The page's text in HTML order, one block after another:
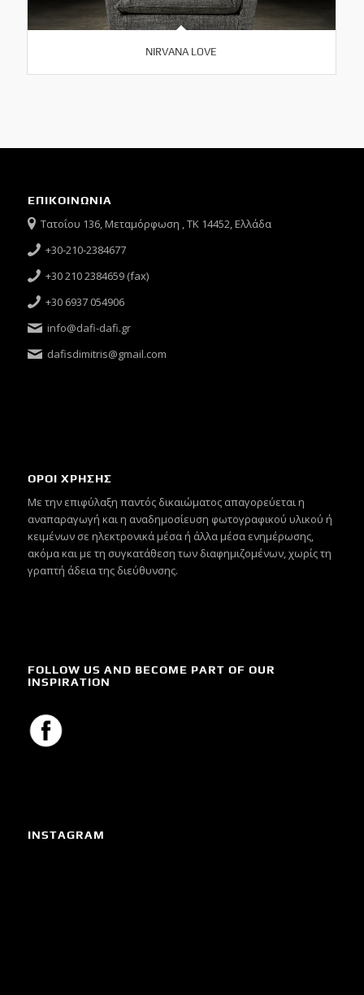
NIRVANA LOVE
ΕΠΙΚΟΙΝΩΝΙΑ
Τατοΐου 136, Μεταμόρφωση , ΤΚ 14452, Ελλάδα
+30-210-2384677
+30 210 2384659 (fax)
+30 6937 054906
info@dafi-dafi.gr
dafisdimitris@gmail.com
ΟΡΟΙ ΧΡΗΣΗΣ
Mε την επιφύλαξη παντός δικαιώματος απαγορεύεται η
αναπαραγωγή και η αναδημοσίευση φωτογραφικού υλικού ή
κειμένων σε ηλεκτρονικά μέσα ή άλλα μέσα ενημέρωσης,
ακόμα και με τη συγκατάθεση των διαφημιζομένων, χωρίς τη
γραπτή άδεια της διεύθυνσης.
FOLLOW US AND BECOME PART OF OUR
INSPIRATION
INSTAGRAM